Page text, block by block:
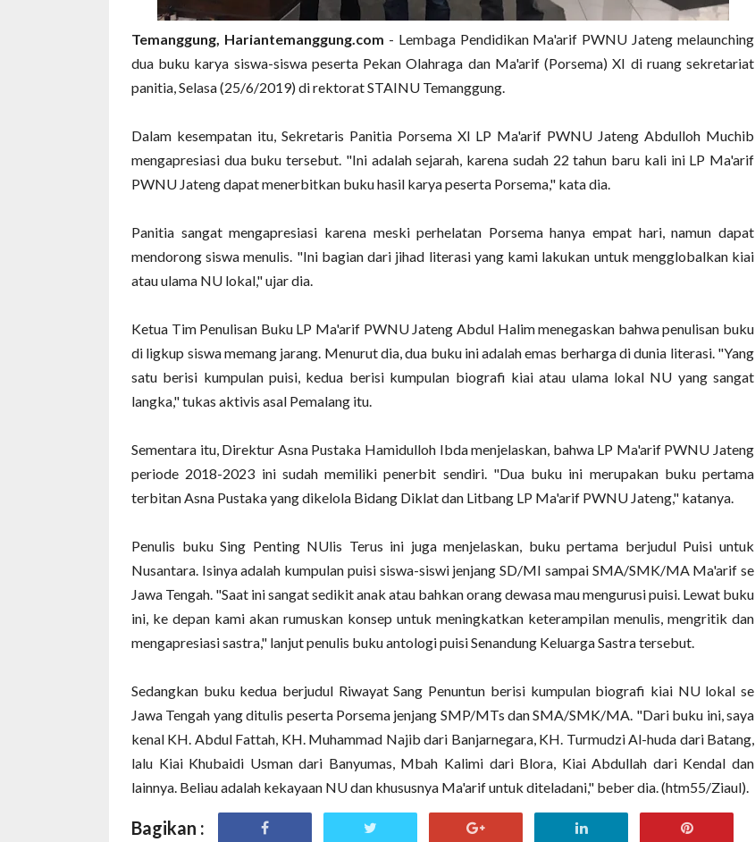
Temanggung, Hariantemanggung.com - Lembaga Pendidikan Ma'arif PWNU Jateng melaunching
dua buku karya siswa-siswa peserta Pekan Olahraga dan Ma'arif (Porsema) XI di ruang sekretariat
panitia, Selasa (25/6/2019) di rektorat STAINU Temanggung.
Dalam kesempatan itu, Sekretaris Panitia Porsema XI LP Ma'arif PWNU Jateng Abdulloh Muchib
mengapresiasi dua buku tersebut. "Ini adalah sejarah, karena sudah 22 tahun baru kali ini LP Ma'arif
PWNU Jateng dapat menerbitkan buku hasil karya peserta Porsema," kata dia.
Panitia sangat mengapresiasi karena meski perhelatan Porsema hanya empat hari, namun dapat
mendorong siswa menulis. "Ini bagian dari jihad literasi yang kami lakukan untuk mengglobalkan kiai
atau ulama NU lokal," ujar dia.
Ketua Tim Penulisan Buku LP Ma'arif PWNU Jateng Abdul Halim menegaskan bahwa penulisan buku
di ligkup siswa memang jarang. Menurut dia, dua buku ini adalah emas berharga di dunia literasi. "Yang
satu berisi kumpulan puisi, kedua berisi kumpulan biografi kiai atau ulama lokal NU yang sangat
langka," tukas aktivis asal Pemalang itu.
Sementara itu, Direktur Asna Pustaka Hamidulloh Ibda menjelaskan, bahwa LP Ma'arif PWNU Jateng
periode 2018-2023 ini sudah memiliki penerbit sendiri. "Dua buku ini merupakan buku pertama
terbitan Asna Pustaka yang dikelola Bidang Diklat dan Litbang LP Ma'arif PWNU Jateng," katanya.
Penulis buku Sing Penting NUlis Terus ini juga menjelaskan, buku pertama berjudul Puisi untuk
Nusantara. Isinya adalah kumpulan puisi siswa-siswi jenjang SD/MI sampai SMA/SMK/MA Ma'arif se
Jawa Tengah. "Saat ini sangat sedikit anak atau bahkan orang dewasa mau mengurusi puisi. Lewat buku
ini, ke depan kami akan rumuskan konsep untuk meningkatkan keterampilan menulis, mengritik dan
mengapresiasi sastra," lanjut penulis buku antologi puisi Senandung Keluarga Sastra tersebut.
Sedangkan buku kedua berjudul Riwayat Sang Penuntun berisi kumpulan biografi kiai NU lokal se
Jawa Tengah yang ditulis peserta Porsema jenjang SMP/MTs dan SMA/SMK/MA. "Dari buku ini, saya
kenal KH. Abdul Fattah, KH. Muhammad Najib dari Banjarnegara, KH. Turmudzi Al-huda dari Batang,
lalu Kiai Khubaidi Usman dari Banyumas, Mbah Kalimi dari Blora, Kiai Abdullah dari Kendal dan
lainnya. Beliau adalah kekayaan NU dan khususnya Ma'arif untuk diteladani," beber dia. (htm55/Ziaul).
Bagikan :